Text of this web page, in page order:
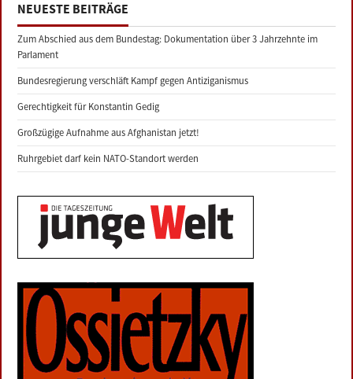
NEUESTE BEITRÄGE
Zum Abschied aus dem Bundestag: Dokumentation über 3 Jahrzehnte im
Parlament
Bundesregierung verschläft Kampf gegen Antiziganismus
Gerechtigkeit für Konstantin Gedig
Großzügige Aufnahme aus Afghanistan jetzt!
Ruhrgebiet darf kein NATO-Standort werden